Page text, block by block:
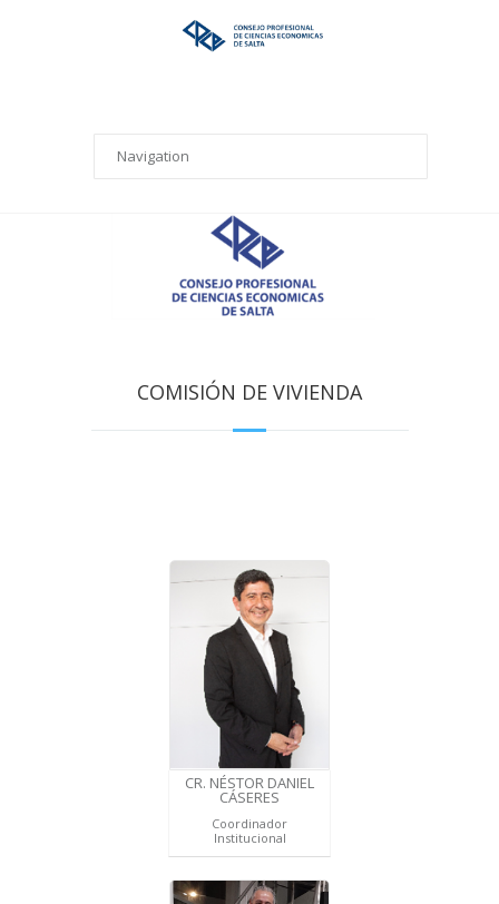
COMISIÓN DE VIVIENDA
CR. NÉSTOR DANIEL
CÁSERES
Coordinador
Institucional